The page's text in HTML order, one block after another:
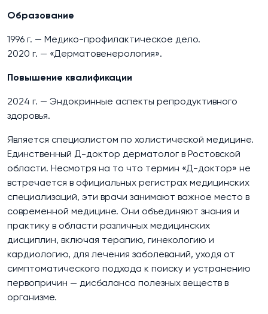
Образование
1996 г. — Медико-профилактическое дело.
2020 г. — «Дерматовенерология».
Повышение квалификации
2024 г. — Эндокринные аспекты репродуктивного
здоровья.
Является специалистом по холистической медицине.
Единственный Д-доктор дерматолог в Ростовской
области. Несмотря на то что термин «Д-доктор» не
встречается в официальных регистрах медицинских
специализаций, эти врачи занимают важное место в
современной медицине. Они объединяют знания и
практику в области различных медицинских
дисциплин, включая терапию, гинекологию и
кардиологию, для лечения заболеваний, уходя от
симптоматического подхода к поиску и устранению
первопричин — дисбаланса полезных веществ в
организме.